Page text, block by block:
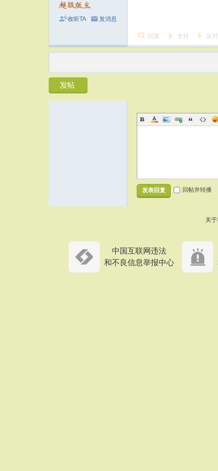
收听TA 发消息
回复 支持 反对
发表回复 回帖并转播
关
中国互联网违法
和不良信息举报中心